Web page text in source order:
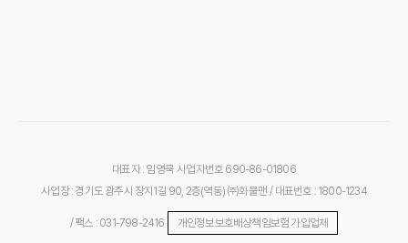
대표자 : 임영묵 사업자번호 690-86-01806
사업장 : 경기도 광주시 장지1길 90, 2층(역동) ㈜화물맨 / 대표번호 : 1800-1234
/ 팩스 : 031-798-2416 개인정보보호배상책임보험 가입업체